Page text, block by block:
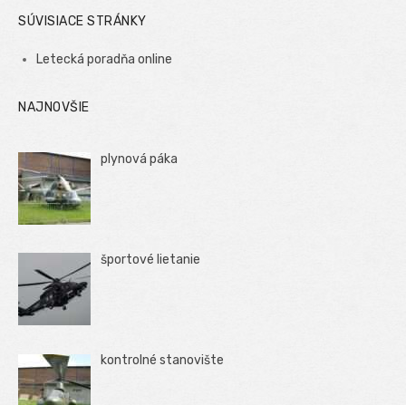
SÚVISIACE STRÁNKY
Letecká poradňa online
NAJNOVŠIE
plynová páka
športové lietanie
kontrolné stanovište